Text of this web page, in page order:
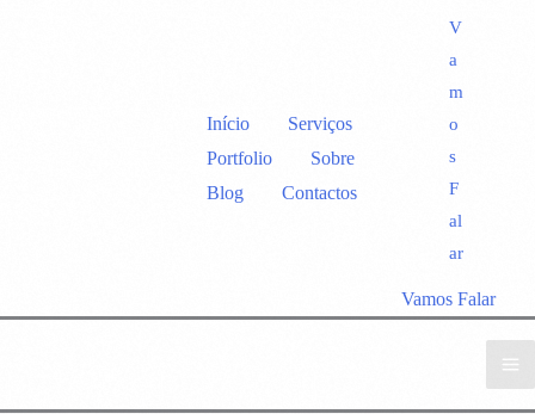
Início
Serviços
Portfolio
Sobre
Blog
Contactos
V
a
m
o
s
F
al
ar
Vamos Falar